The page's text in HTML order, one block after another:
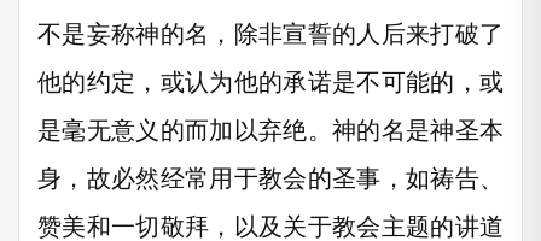
不是妄称神的名，除非宣誓的人后来打破了
他的约定，或认为他的承诺是不可能的，或
是毫无意义的而加以弃绝。神的名是神圣本
身，故必然经常用于教会的圣事，如祷告、
赞美和一切敬拜，以及关于教会主题的讲道